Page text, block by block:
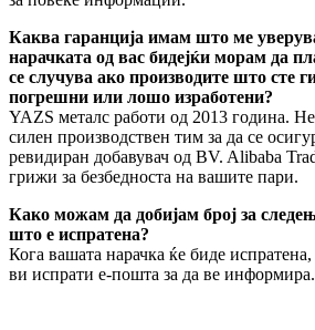
Каква гаранција имам што ме
нарачката од вас бидејќи морам да
се случува ако производите што сте
погрешни или лошо изработени?
YAZS металс работи од 2013 година.
силен производствен тим за да се
ревидиран добавувач од BV. Alibaba
грижи за безбедноста на вашите пари.
Како можам да добијам број за
што е испратена?
Кога вашата нарачка ќе биде
ви испрати е-пошта за да ве информира.